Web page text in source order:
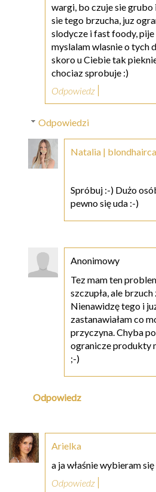
wargi, bo czuje sie
sie tego brzucha, juz
slodycze i fast foody,
myslalam wlasnie o tych
skoro u Ciebie tak
chociaz sprobuje :)
Odpowiedz
Odpowiedzi
Natalia |
Spróbuj :-) Dużo
pewno się uda :-)
Anonimowy
Tez mam ten
szczupła, ale
Nienawidzę tego i
zastanawiałam co
przyczyna. Chyba
ogranicze produkty
;-)
Odpowiedz
Arielka
a ja właśnie wybieram
Odpowiedz